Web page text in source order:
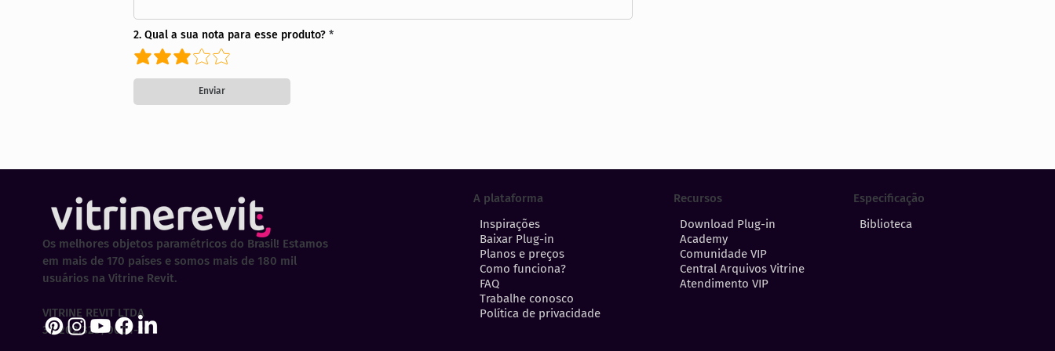
2. Qual a sua nota para esse produto?
Enviar
A plataforma
Inspirações
Baixar Plug-in
Planos e preços
Como funciona?
FAQ
Trabalhe conosco
Política de privacidade
Recursos
Download Plug-in
Academy
Comunidade VIP
Central Arquivos Vitrine
Atendimento VIP
Especificação
Biblioteca
Os melhores objetos paramétricos do Brasil! Estamos
em mais de 170 países e somos mais de 180 mil
usuários na Vitrine Revit.
VITRINE REVIT LTDA
30.202.323/0001-29